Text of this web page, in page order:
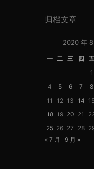
归档文章
2020 年 8
一 二 三 四 五
1
4
5 6 7 8
11
12 13 14 15
18 19 20 21
25 26 27 28
« 7 月
9 月 »